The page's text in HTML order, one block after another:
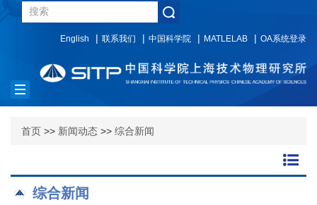
English 联系我们 中国科学院 MATLELAB OA系统登录
Toggle
navigation
首页 >> 新闻动态 >> 综合新闻
综合新闻